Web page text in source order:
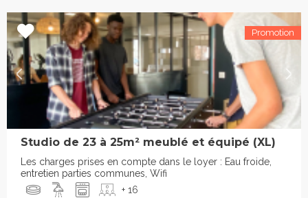
Studio de 23 à 25m² meublé et équipé (XL)
Les charges prises en compte dans le loyer : Eau froide,
entretien parties communes, Wifi
+ 16